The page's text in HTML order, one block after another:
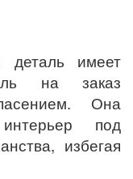
деталь имеет
на заказ
Она
под
избегая